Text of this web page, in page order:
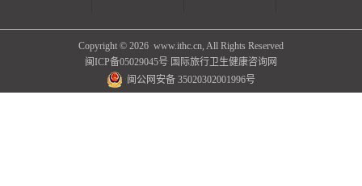
Copyright © 2026 www.ithc.cn, All Rights Reserved
闽ICP备05029045号 国际旅行卫生健康咨询网
闽公网安备 35020302001996号